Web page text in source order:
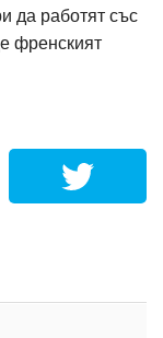
да работят със
френският